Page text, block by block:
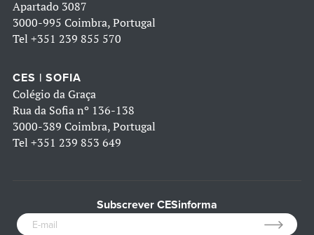
Apartado 3087
3000-995 Coimbra, Portugal
Tel +351 239 855 570
CES | SOFIA
Colégio da Graça
Rua da Sofia nº 136-138
3000-389 Coimbra, Portugal
Tel +351 239 853 649
Subscrever CESinforma